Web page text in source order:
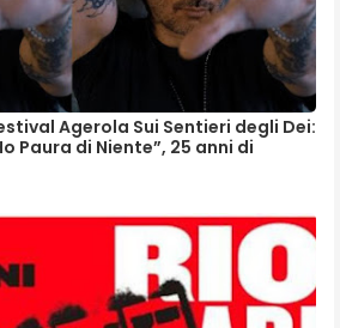
Agerola Sui Sentieri degli Dei:
Paura di Niente”, 25 anni di